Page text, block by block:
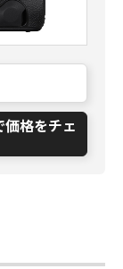
格をチェ